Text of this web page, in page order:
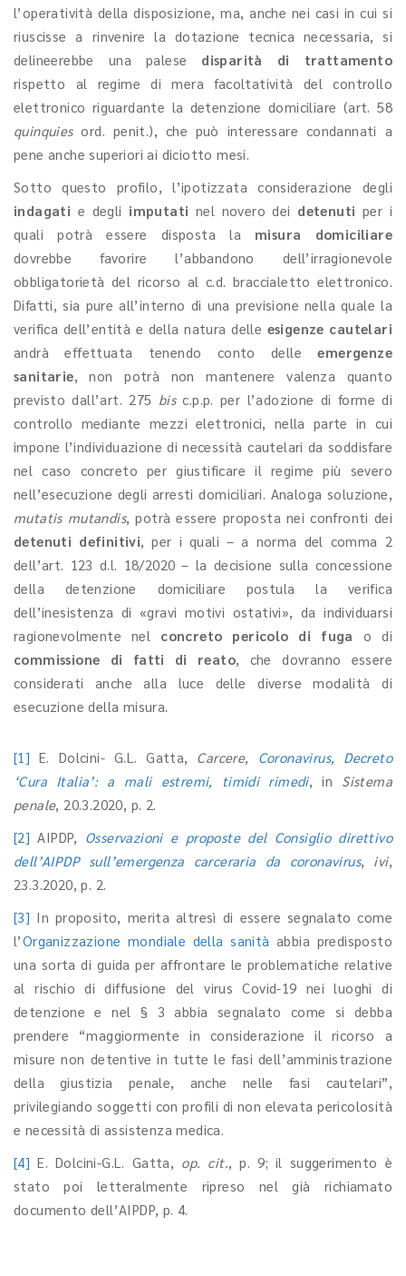
l’operatività della disposizione, ma, anche nei casi in cui si
riuscisse a rinvenire la dotazione tecnica necessaria, si
delineerebbe una palese disparità di trattamento
rispetto al regime di mera facoltatività del controllo
elettronico riguardante la detenzione domiciliare (art. 58
quinquiesord. penit.), che può interessare condannati a
pene anche superiori ai diciotto mesi.
Sotto questo profilo, l’ipotizzata considerazione degli
indagati e degli imputati nel novero dei detenuti per i
quali potrà essere disposta la misura domiciliare
dovrebbe favorire l’abbandono dell’irragionevole
obbligatorietà del ricorso al c.d. braccialetto elettronico.
Difatti, sia pure all’interno di una previsione nella quale la
verifica dell’entità e della natura delle esigenze cautelari
andrà effettuata tenendo conto delleemergenze
sanitarie , non potrà non mantenere valenza quanto
previsto dall’art. 275 bisc.p.p. per l’adozione di forme di
controllo mediante mezzi elettronici, nella parte in cui
impone l’individuazione di necessità cautelari da soddisfare
nel caso concreto per giustificare il regime più severo
nell’esecuzione degli arresti domiciliari. Analoga soluzione,
mutatis mutandis, potrà essere proposta nei confronti dei
detenuti definitivi , per i quali – a norma del comma 2
dell’art. 123 d.l. 18/2020 – la decisione sulla concessione
della detenzione domiciliare postula la verifica
dell’inesistenza di «gravi motivi ostativi», da individuarsi
ragionevolmente nel concreto pericolo di fuga o di
commissione di fatti di reato , che dovranno essere
considerati anche alla luce delle diverse modalità di
esecuzione della misura.
[1] E. Dolcini- G.L. Gatta, Carcere, Coronavirus, Decreto
‘Cura Italia’: a mali estremi, timidi rimedi, in
Sistema
penale, 20.3.2020, p. 2.
[2] AIPDP, Osservazioni e proposte del Consiglio direttivo
dell’AIPDP sull’emergenza carceraria da coronavirus, ivi,
23.3.2020, p. 2.
[3] In proposito, merita altresì di essere segnalato come
l’Organizzazione mondiale della sanità abbia predisposto
una sorta di guida per affrontare le problematiche relative
al rischio di diffusione del virus Covid-19 nei luoghi di
detenzione e nel § 3 abbia segnalato come si debba
prendere “maggiormente in considerazione il ricorso a
misure non detentive in tutte le fasi dell’amministrazione
della giustizia penale, anche nelle fasi cautelari”,
privilegiando soggetti con profili di non elevata pericolosità
e necessità di assistenza medica.
[4] E. Dolcini-G.L. Gatta, op. cit.
, p. 9; il suggerimento è
stato poi letteralmente ripreso nel già richiamato
documento dell’AIPDP, p. 4.